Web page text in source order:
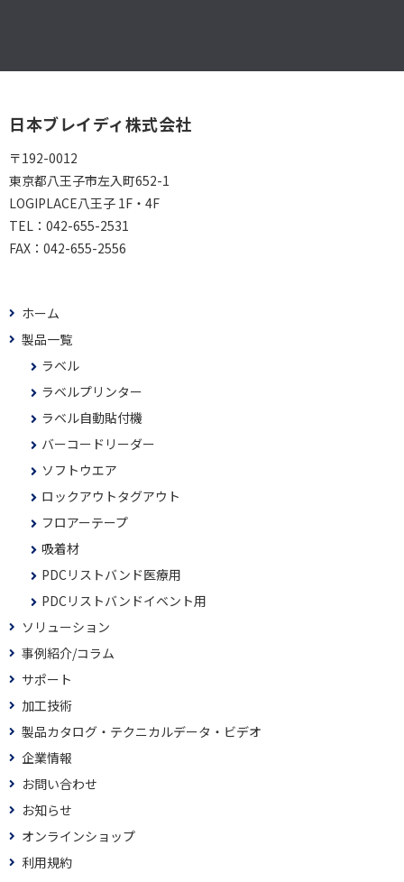
日本ブレイディ株式会社
〒192-0012
東京都八王子市左入町652-1
LOGIPLACE八王子 1F・4F
TEL： 042-655-2531
FAX： 042-655-2556
ホーム
製品一覧
ラベル
ラベルプリンター
ラベル自動貼付機
バーコードリーダー
ソフトウエア
ロックアウトタグアウト
フロアーテープ
吸着材
PDCリストバンド医療用
PDCリストバンドイベント用
ソリューション
事例紹介/コラム
サポート
加工技術
製品カタログ・テクニカルデータ・ビデオ
企業情報
お問い合わせ
お知らせ
オンラインショップ
利用規約